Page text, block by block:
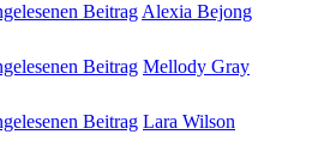
Alexia Bejong
Mellody Gray
Lara Wilson